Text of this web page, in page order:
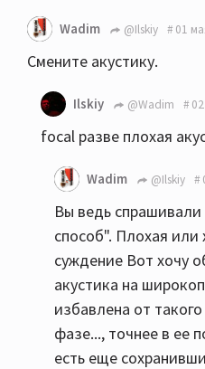
Wadim @Ilskiy 01
Смените акустику.
Ilskiy @Wadim
focal разве плохая
Wadim @Ilskiy
Вы ведь
способ". Плохая
суждение Вот хочу
акустика на
избавлена от
фазе..., точнее в ее
есть еще